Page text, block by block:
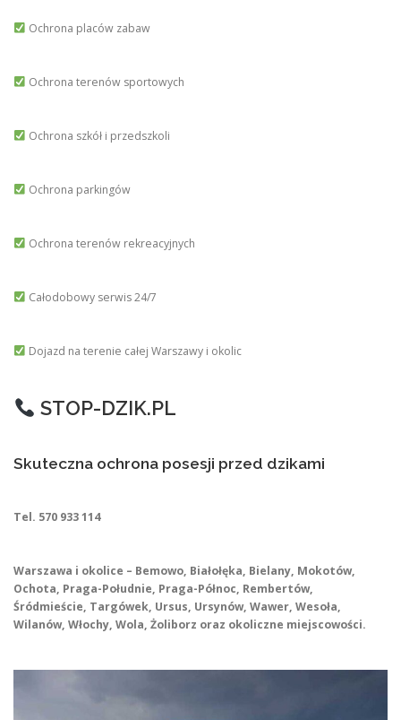
Ochrona placów zabaw
Ochrona terenów sportowych
Ochrona szkół i przedszkoli
Ochrona parkingów
Ochrona terenów rekreacyjnych
Całodobowy serwis 24/7
Dojazd na terenie całej Warszawy i okolic
STOP-DZIK.PL
Skuteczna ochrona posesji przed dzikami
Tel. 570 933 114
Warszawa i okolice – Bemowo, Białołęka, Bielany, Mokotów,
Ochota, Praga-Południe, Praga-Północ, Rembertów,
Śródmieście, Targówek, Ursus, Ursynów, Wawer, Wesoła,
Wilanów, Włochy, Wola, Żoliborz oraz okoliczne miejscowości.